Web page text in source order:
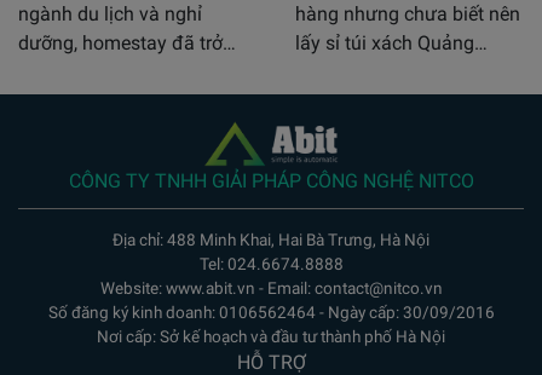
ngành du lịch và nghỉ
dưỡng, homestay đã trở…
hàng nhưng chưa biết nên
lấy sỉ túi xách Quảng…
CÔNG TY TNHH GIẢI PHÁP CÔNG NGHỆ NITCO
Địa chỉ: 488 Minh Khai, Hai Bà Trưng, Hà Nội
Tel: 024.6674.8888
Website: www.abit.vn - Email: contact@nitco.vn
Số đăng ký kinh doanh: 0106562464 - Ngày cấp: 30/09/2016
Nơi cấp: Sở kế hoạch và đầu tư thành phố Hà Nội
HỖ TRỢ